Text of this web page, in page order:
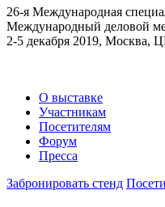
26-я Международная
Международный деловой
2-5 декабря 2019, Москва,
О выставке
Участникам
Посетителям
Форум
Пресса
Забронировать стенд